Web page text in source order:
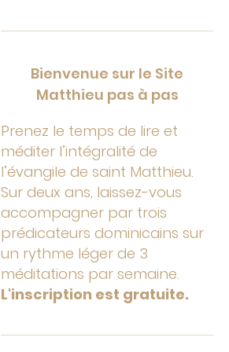
Bienvenue sur le Site
Matthieu pas à pas
Prenez le temps de lire et
méditer l’intégralité de
l’évangile de saint Matthieu.
Sur deux ans, laissez-vous
accompagner par trois
prédicateurs dominicains sur
un rythme léger de 3
méditations par semaine.
L'inscription est gratuite.